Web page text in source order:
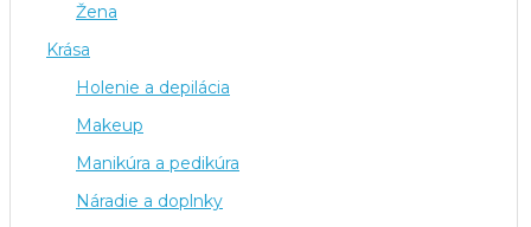
Žena
Krása
Holenie a depilácia
Makeup
Manikúra a pedikúra
Náradie a doplnky